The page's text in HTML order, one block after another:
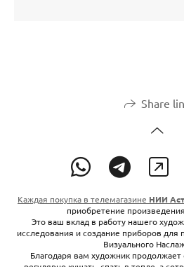
Share
Каждая покупка в телемагазине НИИ
приобретение
Это ваш вклад в работу нашего
исследования и создание приборов для
Визуального
Благодаря вам художник